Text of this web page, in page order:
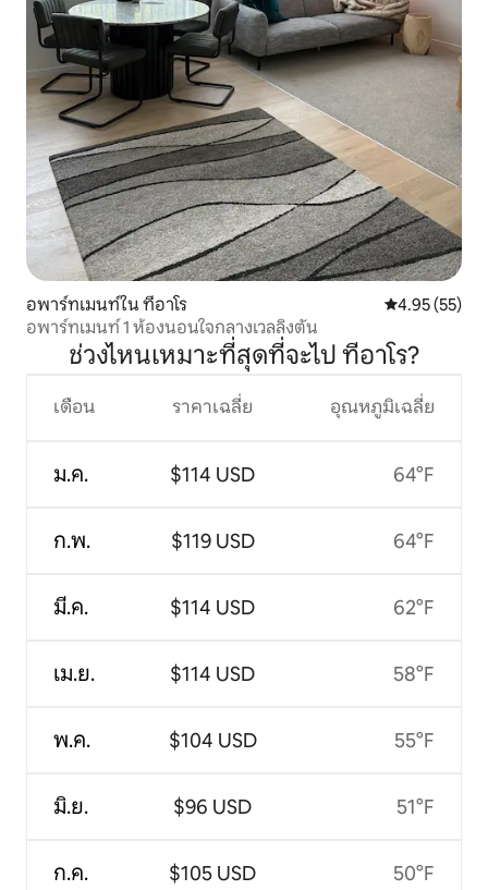
อพาร์ทเมนท์ใน ทีอาโร คะแนนเฉลี่ย
4.95 (55)
อพาร์ทเมนท์ 1 ห้องนอนใจกลางเวลลิงตัน
ช่วงไหนเหมาะที่สุดที่จะไป ทีอาโร?
เดือน
ม.ค.
ก.พ.
มี.ค.
เม.ย.
พ.ค.
มิ.ย.
ก.ค.
ราคาเฉลี่ย
$114 USD
$119 USD
$114 USD
$114 USD
$104 USD
$96 USD
$105 USD
อุณหภูมิเฉลี่ย
64°F
64°F
62°F
58°F
55°F
51°F
50°F